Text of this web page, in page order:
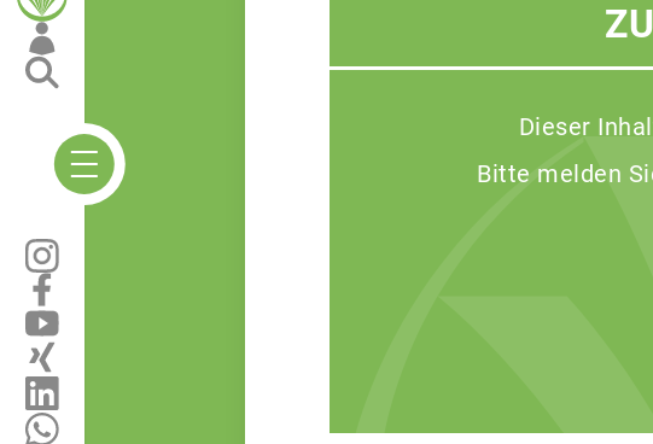
Dieser
Bitte melden